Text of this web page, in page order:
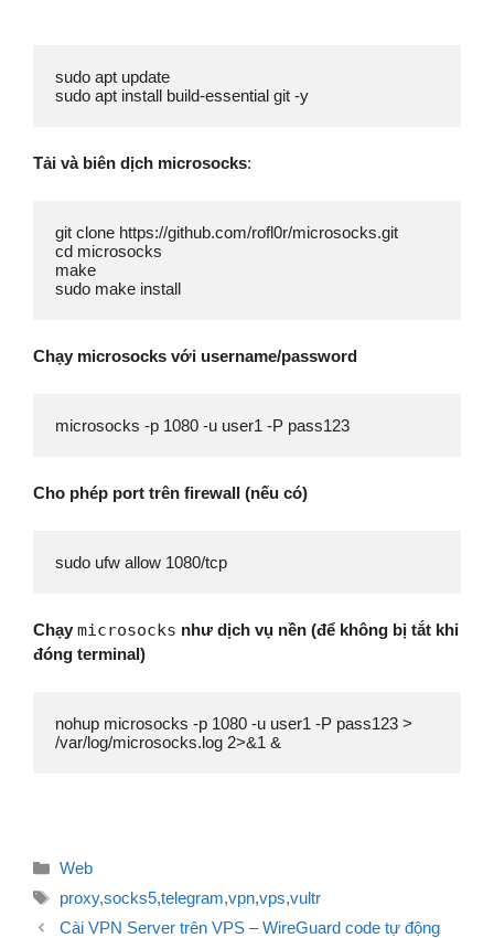
sudo apt update
sudo apt install build-essential git -y
Tải và biên dịch microsocks:
git clone https://github.com/rofl0r/microsocks.git
cd microsocks
make
Chạy microsocks với username/password
microsocks -p 1080 -u user1 -P pass123
Cho phép port trên firewall (nếu có)
sudo ufw allow 1080/tcp
Chạy microsocks như dịch vụ nền (để không bị tắt khi
đóng terminal)
nohup microsocks -p 1080 -u user1 -P pass123 >
Danh
Web
Thẻ
proxy,socks5,telegram,vpn,vps,vultr
ĐiềuCài VPN Server trên VPS – WireGuard code tự động